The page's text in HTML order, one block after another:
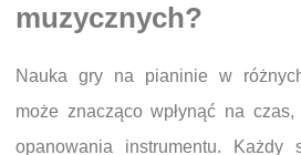
muzycznych?
Nauka gry na pianinie w
może znacząco wpłynąć na
opanowania instrumentu. Każdy